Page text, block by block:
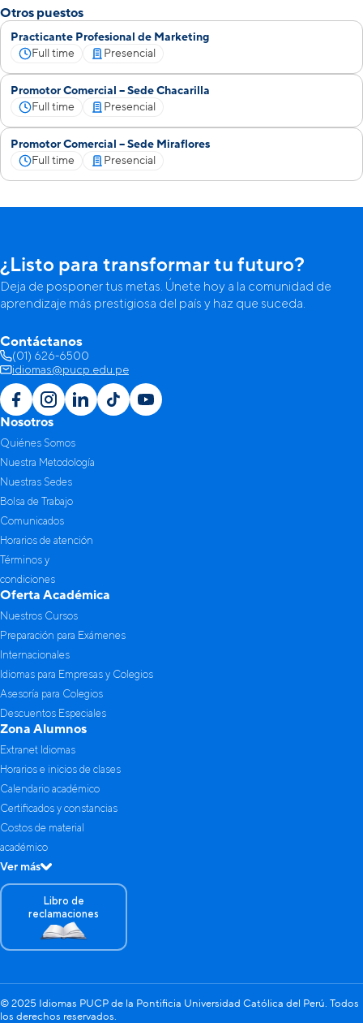
Otros puestos
Practicante Profesional de Marketing
Full time
Presencial
Promotor Comercial – Sede Chacarilla
Full time
Presencial
Promotor Comercial – Sede Miraflores
Full time
Presencial
¿Listo para transformar tu futuro?
Deja de posponer tus metas. Únete hoy a la comunidad de
aprendizaje más prestigiosa del país y haz que suceda.
Contáctanos
(01) 626-6500
idiomas@pucp.edu.pe
Nosotros
Quiénes Somos
Nuestra Metodología
Nuestras Sedes
Bolsa de Trabajo
Comunicados
Horarios de atención
Términos y
condiciones
Oferta Académica
Nuestros Cursos
Preparación para Exámenes
Internacionales
Idiomas para Empresas y Colegios
Asesoría para Colegios
Descuentos Especiales
Zona Alumnos
Extranet Idiomas
Horarios e inicios de clases
Calendario académico
Certificados y constancias
Costos de material
académico
Ver más
Libro de
reclamaciones
© 2025 Idiomas PUCP de la Pontificia Universidad Católica del Perú. Todos
los derechos reservados.